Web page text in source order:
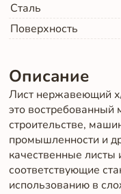
Сталь
Поверхность
Описание
Лист нержавеющий
это востребованный
строительстве,
промышленности и
качественные
соответствующие
использованию в